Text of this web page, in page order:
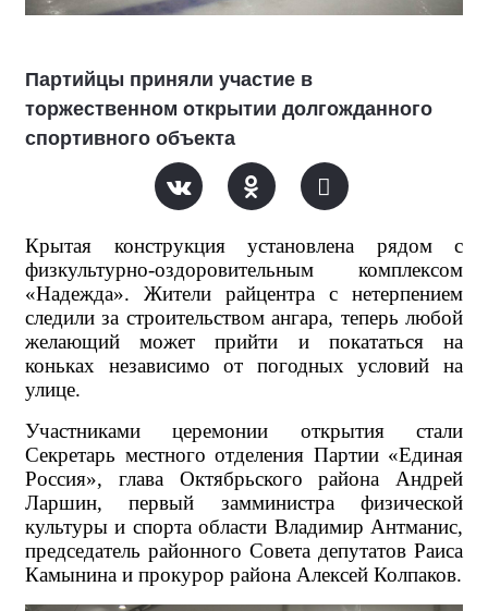
Партийцы приняли участие в
торжественном открытии долгожданного
спортивного объекта
Крытая конструкция установлена рядом с
физкультурно-оздоровительным комплексом
«Надежда». Жители райцентра с нетерпением
следили за строительством ангара, теперь любой
желающий может прийти и покататься на
коньках независимо от погодных условий на
улице.
Участниками церемонии открытия стали
Секретарь местного отделения Партии «Единая
Россия», глава Октябрьского района Андрей
Ларшин, первый замминистра физической
культуры и спорта области Владимир Антманис,
председатель районного Совета депутатов Раиса
Камынина и прокурор района Алексей Колпаков.